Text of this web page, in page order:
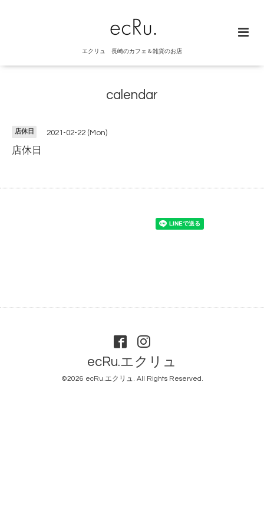
エクリュ 長崎のカフェ＆雑貨のお店
calendar
店休日 2021-02-22 (Mon)
店休日
ecRu.エクリュ
©2026 ecRu.エクリュ. All Rights Reserved.